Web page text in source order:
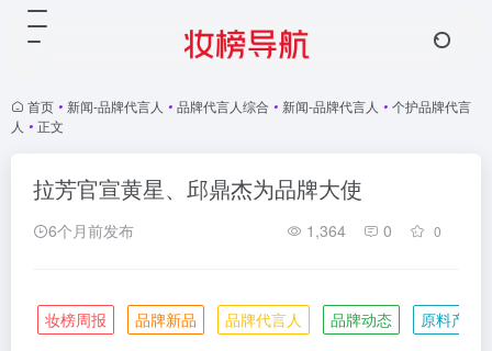
首页 • 新闻-品牌代言人 • 品牌代言人综合 • 新闻-品牌代言人 • 个护品牌代言
人 • 正文
拉芳官宣黄星、邱鼎杰为品牌大使
6个月前发布 1,364 0 0
妆榜周报 品牌新品 品牌代言人 品牌动态 原料产业